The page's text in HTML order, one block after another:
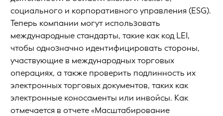
социального и корпоративного управления (ESG).
Теперь компании могут использовать
международные стандарты, такие как код LEI,
чтобы однозначно идентифицировать стороны,
участвующие в международных торговых
операциях, а также проверить подлинность их
электронных торговых документов, таких как
электронные коносаменты или инвойсы. Как
отмечается в отчете «Масштабирование